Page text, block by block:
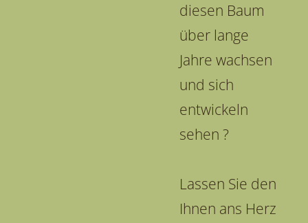
diesen Baum
über lange
Jahre wachsen
und sich
entwickeln
sehen ?
Lassen Sie den
Ihnen ans Herz